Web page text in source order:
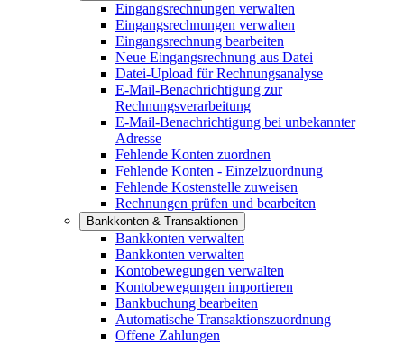
Eingangsrechnungen verwalten
Eingangsrechnungen verwalten
Eingangsrechnung bearbeiten
Neue Eingangsrechnung aus Datei
Datei-Upload für Rechnungsanalyse
E-Mail-Benachrichtigung zur
Rechnungsverarbeitung
E-Mail-Benachrichtigung bei unbekannter
Adresse
Fehlende Konten zuordnen
Fehlende Konten - Einzelzuordnung
Fehlende Kostenstelle zuweisen
Rechnungen prüfen und bearbeiten
Bankkonten & Transaktionen
Bankkonten verwalten
Bankkonten verwalten
Kontobewegungen verwalten
Kontobewegungen importieren
Bankbuchung bearbeiten
Automatische Transaktionszuordnung
Offene Zahlungen